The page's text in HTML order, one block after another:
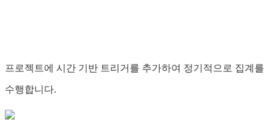
프로젝트에 시간 기반 트리거를 추가하여 정기적으로 집계를
수행합니다.